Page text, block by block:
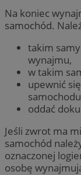
Na koniec
samochód.
takim
wynajmu,
w takim
upewnić
oddać
Jeśli zwrot ma
samochód
oznaczonej
osobę